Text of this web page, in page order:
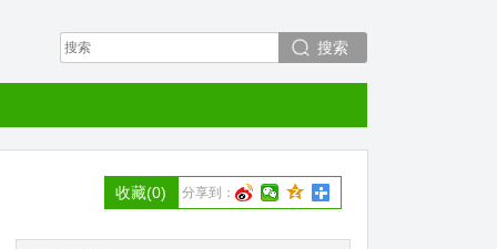
搜索
分享到：
收藏(0)